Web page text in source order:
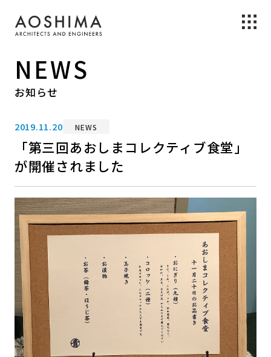
NEWS
お知らせ
2019.11.20 NEWS
「第三回あおしまコレクティブ食堂」
が開催されました